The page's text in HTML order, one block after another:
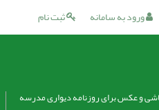
ثبت نام ورود به سامانه
و عکس برای روزنامه دیواری مدرسه